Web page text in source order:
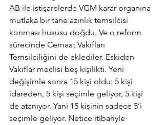
AB ile istişarelerde VGM karar organına
mutlaka bir tane azınlık temsilcisi
konması hususu doğdu. Ve o reform
sürecinde Cemaat Vakıfları
Temsilciliğini de eklediler. Eskiden
Vakıflar meclisi beş kişilikti. Yeni
değişimle sonra 15 kişi oldu: 5 kişi
idareden, 5 kişi seçimle geliyor, 5 kişi
de atanıyor. Yani 15 kişinin sadece 5’i
seçimle geliyor. Netice itibariyle